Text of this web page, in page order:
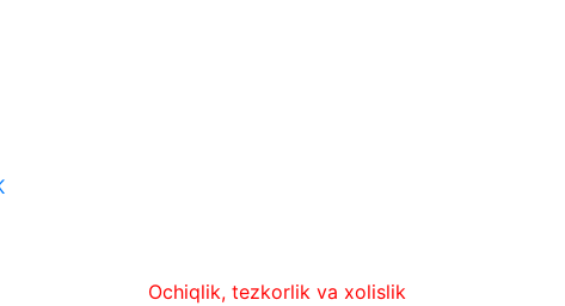
Ochiqlik, tezkorlik va xolislik